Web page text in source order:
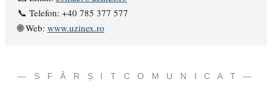
📞 Telefon: +40 785 377 577
🌐 Web: www.uzinex.ro
— S F Â R Ș I T C O M U N I C A T —